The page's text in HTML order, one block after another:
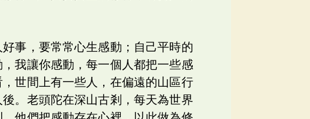
事，要常常心生感動；自己平時的
我讓你感動，每一個人都把一些感
世間上有一些人，在偏遠的山區行
。老頭陀在深山古剎，每天為世界